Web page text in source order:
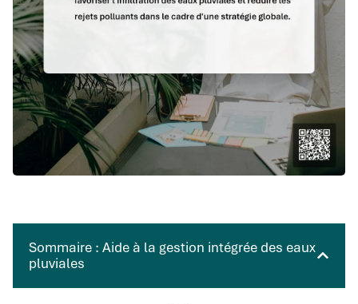
Sommaire : Aide à la gestion intégrée des eaux
pluviales